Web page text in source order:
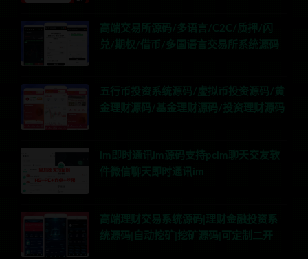
高端交易所源码/多语言/C2C/质押/闪
兑/期权/借币/多国语言交易所系统源码
五行币投资系统源码/虚拟币投资源码/黄
金理财源码/基金理财源码/投资理财源码
im即时通讯im源码支持pcim聊天交友软
件微信聊天即时通讯im
高端理财交易系统源码|理财金融投资系
统源码|自动挖矿|挖矿源码|可定制二开